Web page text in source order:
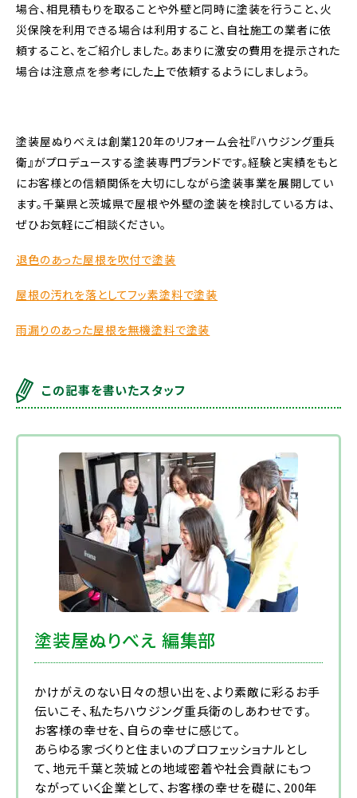
場合、相見積もりを取ることや外壁と同時に塗装を行うこと、火
災保険を利用できる場合は利用すること、自社施工の業者に依
頼すること、をご紹介しました。あまりに激安の費用を提示された
場合は注意点を参考にした上で依頼するようにしましょう。
塗装屋ぬりべえは創業120年のリフォーム会社『ハウジング重兵
衛』がプロデュースする塗装専門ブランドです。経験と実績をもと
にお客様との信頼関係を大切にしながら塗装事業を展開してい
ます。千葉県と茨城県で屋根や外壁の塗装を検討している方は、
ぜひお気軽にご相談ください。
退色のあった屋根を吹付で塗装
屋根の汚れを落としてフッ素塗料で塗装
雨漏りのあった屋根を無機塗料で塗装
この記事を書いたスタッフ
塗装屋ぬりべえ 編集部
かけがえのない日々の想い出を、より素敵に彩るお手
伝いこそ、私たちハウジング重兵衛のしあわせです。
お客様の幸せを、自らの幸せに感じて。
あらゆる家づくりと住まいのプロフェッショナルとし
て、地元千葉と茨城との地域密着や社会貢献にもつ
ながっていく企業として、お客様の幸せを礎に、200年